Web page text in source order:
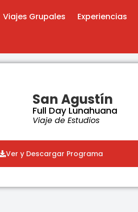
Viajes Grupales Experiencias
San Agustín
Full Day Lunahuana
Viaje de Estudios
Ver y Descargar Programa